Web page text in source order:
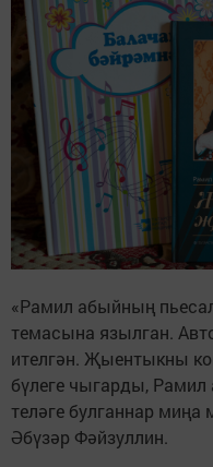
«Рамил абыйның
темасына язылган.
ителгән. Җыентыкны
бүлеге чыгарды,
теләге булганнар миңа
Әбүзәр Фәйзуллин.